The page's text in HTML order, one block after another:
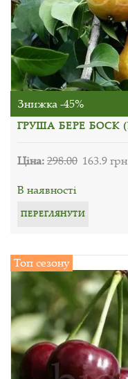
Знижка -45%
ГРУША БЕРЕ БОСК
Ціна:298.00 163.9 грн
В наявності
ПЕРЕГЛЯНУТИ
Топ сезону